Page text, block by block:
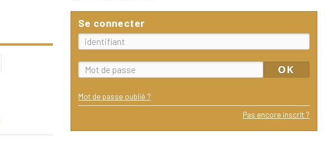
Se connecter
Mot de passe oublié ?
Pas encore inscrit ?